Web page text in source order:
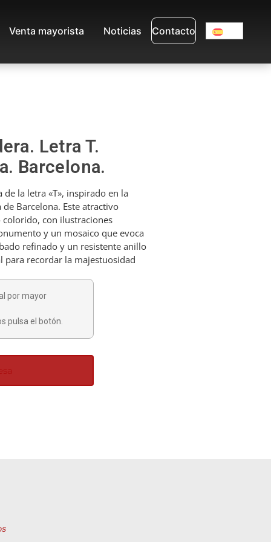
Venta mayorista Noticias Contacto
Letra T.
Barcelona.
la letra «T», inspirado en la
Barcelona. Este atractivo
con ilustraciones
y un mosaico que evoca
refinado y un resistente anillo
para recordar la majestuosidad
por mayor
pulsa el botón.